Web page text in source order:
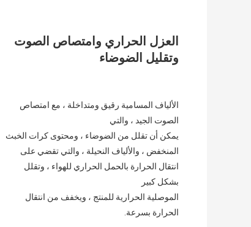
وتقليل الضوضاء
الصوت الجيد ، والتي
بشكل كبير
الحرارة بسرعة.